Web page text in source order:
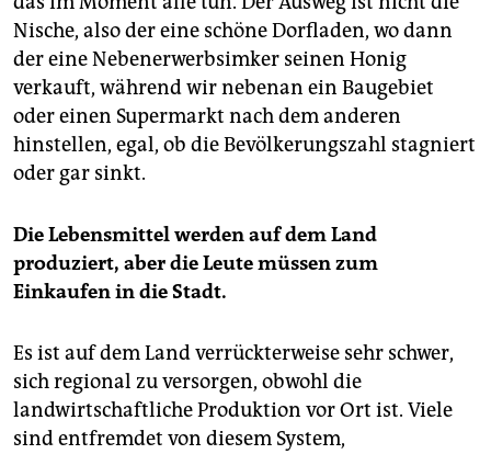
Nische, also der eine schöne Dorfladen, wo dann
der eine Nebenerwerbsimker seinen Honig
verkauft, während wir nebenan ein Baugebiet
oder einen Supermarkt nach dem anderen
hinstellen, egal, ob die Bevölkerungszahl stagniert
oder gar sinkt.
Die Lebensmittel werden auf dem Land
produziert, aber die Leute müssen zum
Einkaufen in die Stadt.
Es ist auf dem Land verrückterweise sehr schwer,
sich regional zu versorgen, obwohl die
landwirtschaftliche Produktion vor Ort ist. Viele
sind entfremdet von diesem System,